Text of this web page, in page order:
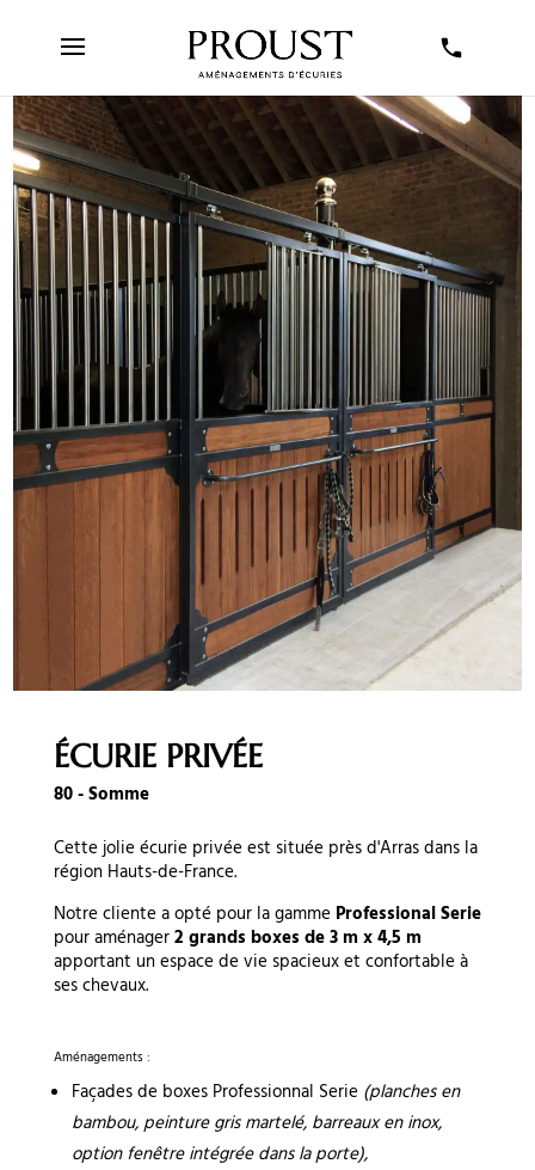
ÉCURIE PRIVÉE
80 - Somme
Cette jolie écurie privée est située près d'Arras dans la
région Hauts-de-France.
Notre cliente a opté pour la gamme Professional Serie
pour aménager2 grands boxes de 3 m x 4,5 m
apportant un espace de vie spacieux et confortable à
ses chevaux.
Aménagements :
Façades de boxes Professionnal Serie (planches en
bambou, peinture gris martelé, barreaux en inox,
option fenêtre intégrée dans la porte),